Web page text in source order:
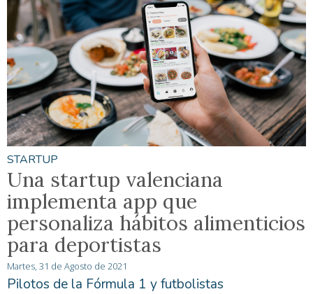
STARTUP
Una startup valenciana
implementa app que
personaliza hábitos alimenticios
para deportistas
Martes, 31 de Agosto de 2021
Pilotos de la Fórmula 1 y futbolistas